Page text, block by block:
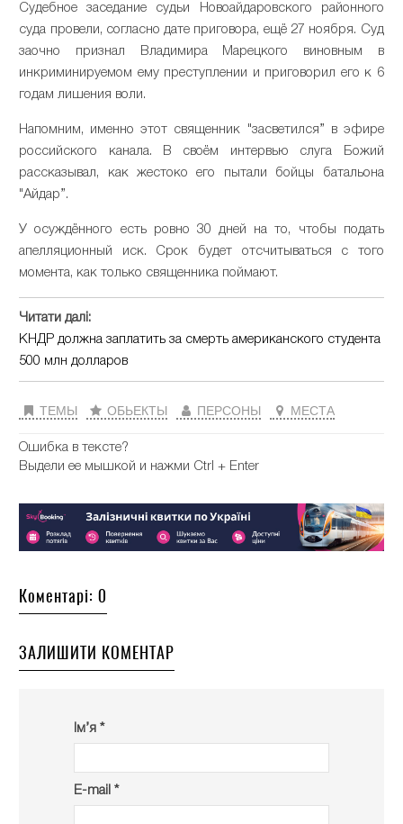
Судебное заседание судьи Новоайдаровского районного
суда провели, согласно дате приговора, ещё 27 ноября. Суд
заочно признал Владимира Марецкого виновным в
инкриминируемом ему преступлении и приговорил его к 6
годам лишения воли.
Напомним, именно этот священник "засветился” в эфире
российского канала. В своём интервью слуга Божий
рассказывал, как жестоко его пытали бойцы батальона
"Айдар”.
У осуждённого есть ровно 30 дней на то, чтобы подать
апелляционный иск. Срок будет отсчитываться с того
момента, как только священника поймают.
Читати далі:
КНДР должна заплатить за смерть американского студента
500 млн долларов
ТЕМЫ ОБЬЕКТЫ ПЕРСОНЫ МЕСТА
Ошибка в тексте?
Выдели ее мышкой и нажми Ctrl + Enter
Коментарі: 0
ЗАЛИШИТИ КОМЕНТАР
Ім’я *
E-mail *